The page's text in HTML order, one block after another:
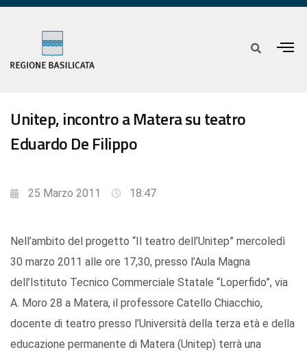
Unitep, incontro a Matera su teatro
Eduardo De Filippo
25 Marzo 2011 18:47
Nell’ambito del progetto “Il teatro dell’Unitep” mercoledì
30 marzo 2011 alle ore 17,30, presso l’Aula Magna
dell’Istituto Tecnico Commerciale Statale “Loperfido”, via
A. Moro 28 a Matera, il professore Catello Chiacchio,
docente di teatro presso l’Università della terza età e della
educazione permanente di Matera (Unitep) terrà una